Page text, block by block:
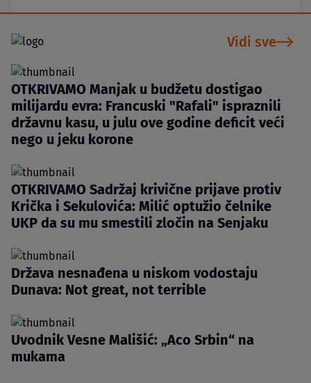
Vidi sve
OTKRIVAMO Manjak u budžetu dostigao
milijardu evra: Francuski "Rafali" ispraznili
državnu kasu, u julu ove godine deficit veći
nego u jeku korone
OTKRIVAMO Sadržaj krivične prijave protiv
Krička i Sekulovića: Milić optužio čelnike
UKP da su mu smestili zločin na Senjaku
Država nesnađena u niskom vodostaju
Dunava: Not great, not terrible
Uvodnik Vesne Mališić: „Aco Srbin“ na
mukama